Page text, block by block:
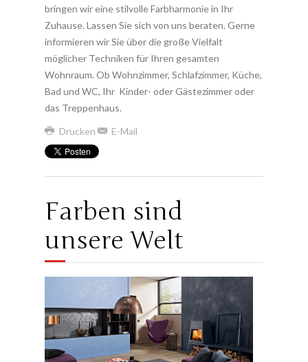
bringen wir eine stilvolle Farbharmonie in Ihr
Zuhause. Lassen Sie sich von uns beraten. Gerne
informieren wir Sie über die große Vielfalt
möglicher Techniken für Ihren gesamten
Wohnraum. Ob Wohnzimmer, Schlafzimmer, Küche,
Bad und WC, Ihr Kinder- oder Gästezimmer oder
das Treppenhaus.
Drucken
E-Mail
Farben sind
unsere Welt